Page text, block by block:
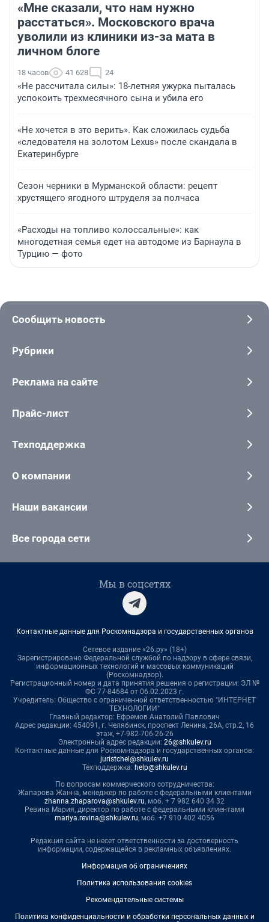
«Мне сказали, что нам нужно
расстаться». Московского врача
уволили из клиники из-за мата в
личном блоге
18 часов 41 628 24
«Не рассчитала силы»: 18-летняя ужурка пыталась
успокоить трехмесячного сына и убила его
«Не хочется в это верить». Как сложилась судьба
«следователя на золотом Lexus» после скандала в
Екатеринбурге
Сезон черники в Мурманской области: рецепт
хрустящего ягодного штруделя за полчаса
«Расходы на топливо колоссальные»: как
многодетная семья едет на автодоме из Барнаула в
Турцию — фото
Сообщить новость
Рубрики
Реклама на сайте
Прайс-лист
Техподдержка
О компании
Наши вакансии
Все города сети
Мы в соцсетях
Контактные данные для Роскомнадзора и государственных органов
Сетевое издание «26.ру» (18+)
Зарегистрировано Федеральной службой по надзору в сфере связи,
информационных технологий и массовых коммуникаций
(Роскомнадзор).
Регистрационный номер и дата принятия решения о регистрации: ЭЛ №
ФС 77-84684 от 06.02.2023 г.
Учредитель: Общество с ограниченной ответственностью "ИНТЕРНЕТ
ТЕХНОЛОГИИ"
Главный редактор: Ефремов Анатолий Павлович
Адрес редакции: 454091, г. Челябинск, проспект Ленина, 26А, стр.2, 16
этаж, +7-982-706-26-26
Электронный адрес редакции: 26@shkulev.ru
Контактные данные для Роскомнадзора и государственных органов:
juristchel@shkulev.ru
Техподдержка: help@shkulev.ru
По вопросам коммерческого сотрудничества:
Жапарова Жанна, менеджер по работе с федеральными клиентами
zhanna.zhaparova@shkulev.ru, моб. + 7 982 640 34 32
Ревина Мария, директор по работе с федеральными клиентами
mariya.revina@shkulev.ru, моб. +7 910 402 4056
Редакция сайта не несет ответственности за достоверность
информации, содержащейся в рекламных объявлениях.
Информация об ограничениях
Политика использования cookies
Рекомендательные системы
Политика конфиденциальности и обработки персональных данных и